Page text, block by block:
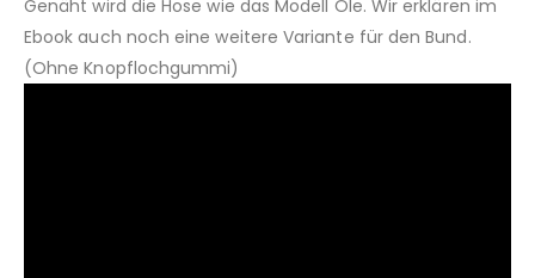
Genäht wird die Hose wie das Modell Ole. Wir erklären im
Ebook auch noch eine weitere Variante für den Bund.
(Ohne Knopflochgummi)